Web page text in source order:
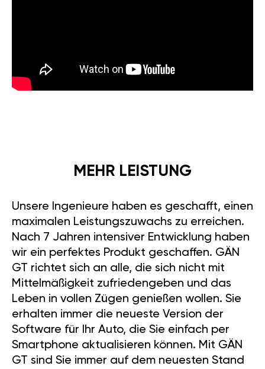
MEHR LEISTUNG
Unsere Ingenieure haben es geschafft, einen
maximalen Leistungszuwachs zu erreichen.
Nach 7 Jahren intensiver Entwicklung haben
wir ein perfektes Produkt geschaffen. GÄN
GT richtet sich an alle, die sich nicht mit
Mittelmäßigkeit zufriedengeben und das
Leben in vollen Zügen genießen wollen. Sie
erhalten immer die neueste Version der
Software für Ihr Auto, die Sie einfach per
Smartphone aktualisieren können. Mit GÄN
GT sind Sie immer auf dem neuesten Stand